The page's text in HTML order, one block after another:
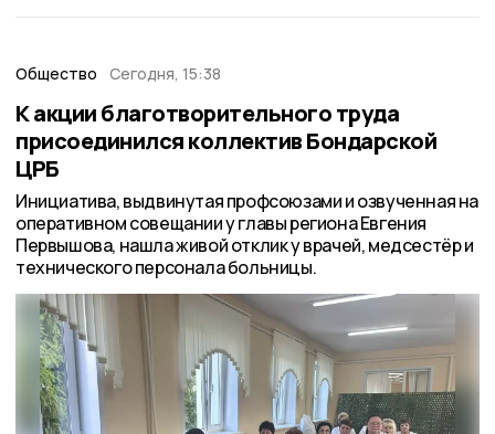
Общество Сегодня, 15:38
К акции благотворительного труда
присоединился коллектив Бондарской
ЦРБ
Инициатива, выдвинутая профсоюзами и озвученная на
оперативном совещании у главы региона Евгения
Первышова, нашла живой отклик у врачей, медсестёр и
технического персонала больницы.